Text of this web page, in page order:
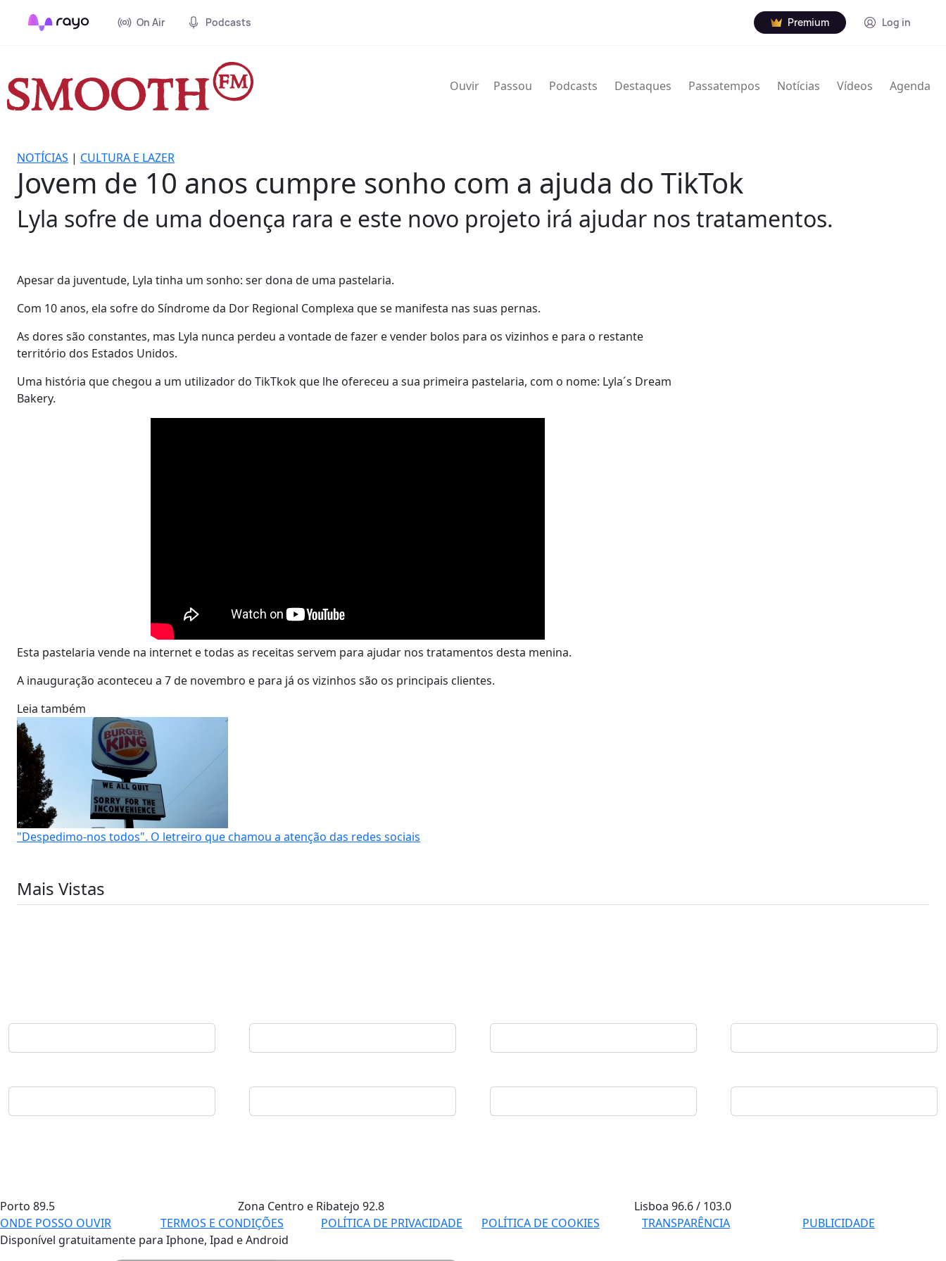
On Air Podcasts Premium Log in
Ouvir Passou Podcasts Destaques Passatempos Notícias Vídeos Agenda
NOTÍCIAS | CULTURA E LAZER
Jovem de 10 anos cumpre sonho com a ajuda do TikTok
Lyla sofre de uma doença rara e este novo projeto irá ajudar nos tratamentos.
Apesar da juventude, Lyla tinha um sonho: ser dona de uma pastelaria.
Com 10 anos, ela sofre do Síndrome da Dor Regional Complexa que se manifesta nas suas pernas.
As dores são constantes, mas Lyla nunca perdeu a vontade de fazer e vender bolos para os vizinhos e para o restante
território dos Estados Unidos.
Uma história que chegou a um utilizador do TikTkok que lhe ofereceu a sua primeira pastelaria, com o nome: Lyla´s Dream
Bakery.
Esta pastelaria vende na internet e todas as receitas servem para ajudar nos tratamentos desta menina.
A inauguração aconteceu a 7 de novembro e para já os vizinhos são os principais clientes.
Leia também
"Despedimo-nos todos". O letreiro que chamou a atenção das redes sociais
Mais Vistas
Porto 89.5 Zona Centro e Ribatejo 92.8 Lisboa96.6 / 103.0
ONDE POSSO OUVIR
TERMOS E CONDIÇÕES POLÍTICA DE PRIVACIDADE POLÍTICA DE COOKIES TRANSPARÊNCIA
PUBLICIDADE
Disponível gratuitamente para Iphone, Ipad e Android